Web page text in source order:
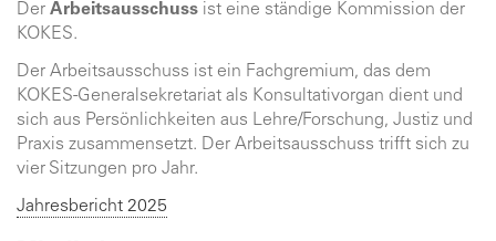
Der Arbeitsausschuss ist eine ständige Kommission der
KOKES.
Der Arbeitsausschuss ist ein Fachgremium, das dem
KOKES-Generalsekretariat als Konsultativorgan dient und
sich aus Persönlichkeiten aus Lehre/Forschung, Justiz und
Praxis zusammensetzt. Der Arbeitsausschuss trifft sich zu
vier Sitzungen pro Jahr.
Jahresbericht 2025